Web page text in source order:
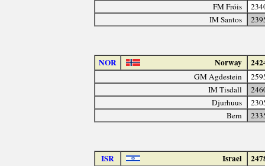
FM Fróis
IM Santos
NOR Norway
GM Agdestein
IM Tisdall
Djurhuus
Bern
ISR Israel